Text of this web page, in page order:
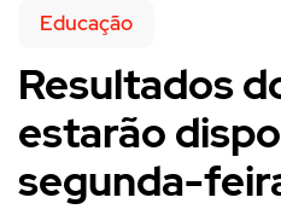
Educação
Resultados
estarão
segunda-